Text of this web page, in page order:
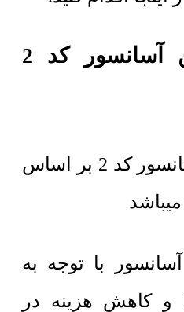
مشخصات کابین آسانسور کد 2
قیمت کابین آسانسور کد 2 بر اساس
با توجه به
و کاهش هزینه در